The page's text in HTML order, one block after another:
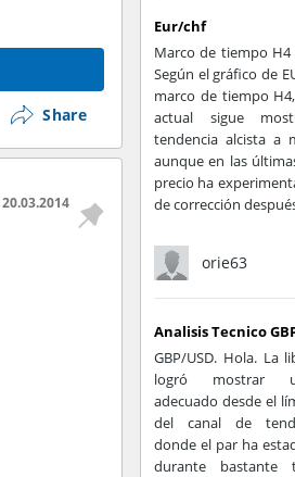
Share
20.03.2014
Eur/chf
Marco de tiempo H4
Según el gráfico de
marco de tiempo
actual sigue
tendencia alcista a
aunque en las
precio ha
de corrección
orie63
Analisis Tecnico
GBP/USD. Hola. La
logró mostrar
adecuado desde el
del canal de
donde el par ha
durante bastante